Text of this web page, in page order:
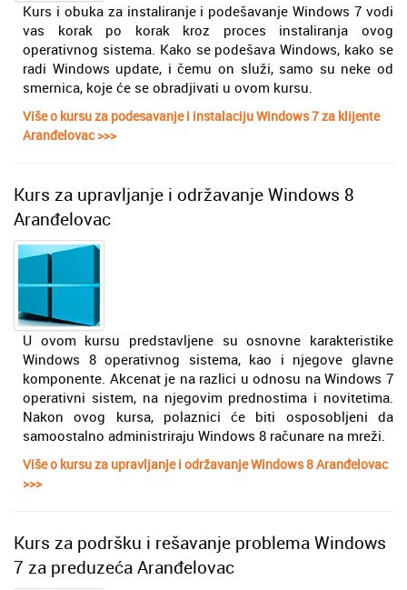
Kurs i obuka za instaliranje i podešavanje Windows 7 vodi
vas korak po korak kroz proces instaliranja ovog
operativnog sistema. Kako se podešava Windows, kako se
radi Windows update, i čemu on služi, samo su neke od
smernica, koje će se obradjivati u ovom kursu.
Više o kursu za podesavanje i instalaciju Windows 7 za klijente
Aranđelovac >>>
Kurs za upravljanje i održavanje Windows 8
Aranđelovac
U ovom kursu predstavljene su osnovne karakteristike
Windows 8 operativnog sistema, kao i njegove glavne
komponente. Akcenat je na razlici u odnosu na Windows 7
operativni sistem, na njegovim prednostima i novitetima.
Nakon ovog kursa, polaznici će biti osposobljeni da
samoostalno administriraju Windows 8 računare na mreži.
Više o kursu za upravljanje i održavanje Windows 8 Aranđelovac
>>>
Kurs za podršku i rešavanje problema Windows
7 za preduzeća Aranđelovac